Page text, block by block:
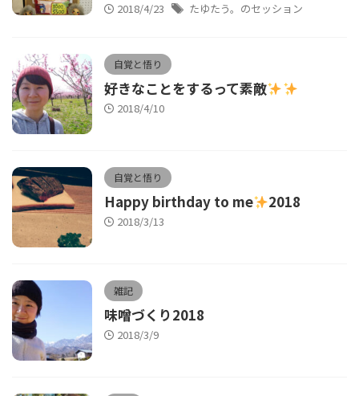
2018/4/23 たゆたう。のセッション
自覚と悟り
好きなことをするって素敵
2018/4/10
自覚と悟り
Happy birthday to me 2018
2018/3/13
雑記
味噌づくり2018
2018/3/9